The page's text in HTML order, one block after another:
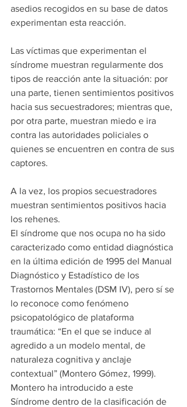
asedios recogidos en su base de datos
experimentan esta reacción.
Las víctimas que experimentan el
síndrome muestran regularmente dos
tipos de reacción ante la situación: por
una parte, tienen sentimientos positivos
hacia sus secuestradores; mientras que,
por otra parte, muestran miedo e ira
contra las autoridades policiales o
quienes se encuentren en contra de sus
captores.
A la vez, los propios secuestradores
muestran sentimientos positivos hacia
los rehenes.
El síndrome que nos ocupa no ha sido
caracterizado como entidad diagnóstica
en la última edición de 1995 del Manual
Diagnóstico y Estadístico de los
Trastornos Mentales (DSM IV), pero sí se
lo reconoce como fenómeno
psicopatológico de plataforma
traumática: “En el que se induce al
agredido a un modelo mental, de
naturaleza cognitiva y anclaje
contextual” (Montero Gómez, 1999).
Montero ha introducido a este
Síndrome dentro de la clasificación de